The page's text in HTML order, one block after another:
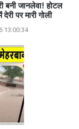
जानलेवा! होटल
पर मारी गोली
13:00:34